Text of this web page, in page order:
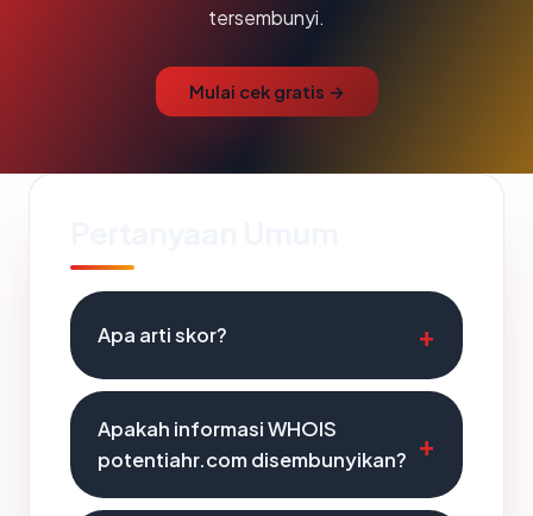
tersembunyi.
Mulai cek gratis →
Apa arti skor?
Apakah informasi WHOIS
potentiahr.com disembunyikan?